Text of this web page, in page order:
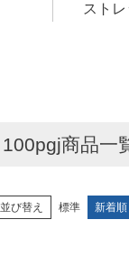
スト
100pgj商品一
並び替え 標準 新着順